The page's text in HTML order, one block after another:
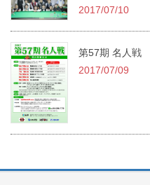
2017/07/10
第57期 名人戦
2017/07/09